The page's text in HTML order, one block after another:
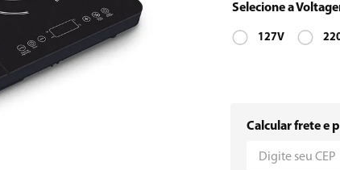
127V
Calcular frete e